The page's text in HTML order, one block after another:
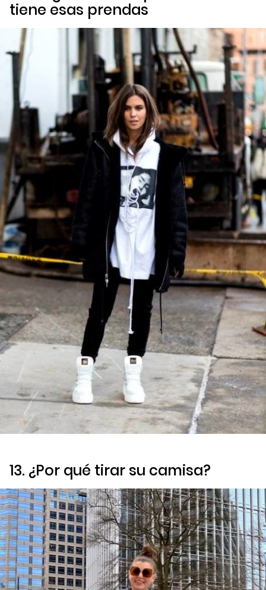
tiene esas prendas
13. ¿Por qué tirar su camisa?